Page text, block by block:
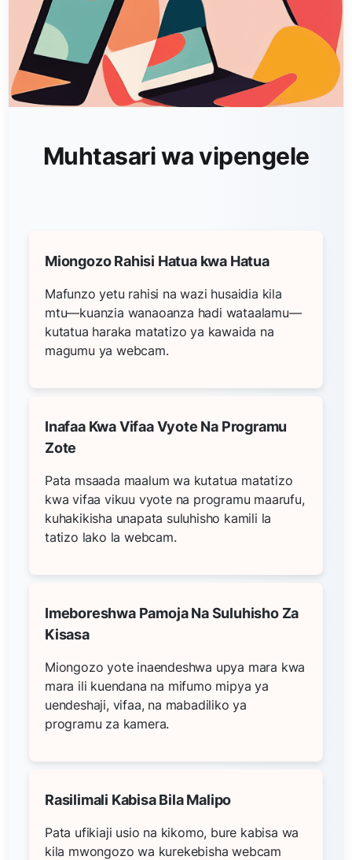
Muhtasari wa vipengele
Miongozo Rahisi Hatua kwa Hatua
Mafunzo yetu rahisi na wazi husaidia kila
mtu—kuanzia wanaoanza hadi wataalamu—
kutatua haraka matatizo ya kawaida na
magumu ya webcam.
Inafaa Kwa Vifaa Vyote Na Programu
Zote
Pata msaada maalum wa kutatua matatizo
kwa vifaa vikuu vyote na programu maarufu,
kuhakikisha unapata suluhisho kamili la
tatizo lako la webcam.
Imeboreshwa Pamoja Na Suluhisho Za
Kisasa
Miongozo yote inaendeshwa upya mara kwa
mara ili kuendana na mifumo mipya ya
uendeshaji, vifaa, na mabadiliko ya
programu za kamera.
Rasilimali Kabisa Bila Malipo
Pata ufikiaji usio na kikomo, bure kabisa wa
kila mwongozo wa kurekebisha webcam